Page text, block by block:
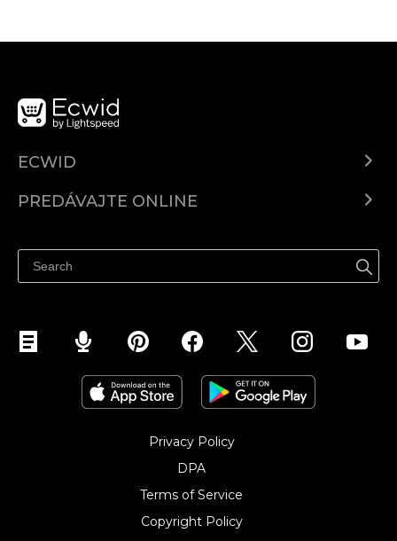
ECWID
Cenník
PREDÁVAJTE ONLINE
Predávajte na Facebook
Predávať na Instagram
Privacy Policy
DPA
Terms of Service
Copyright Policy‎